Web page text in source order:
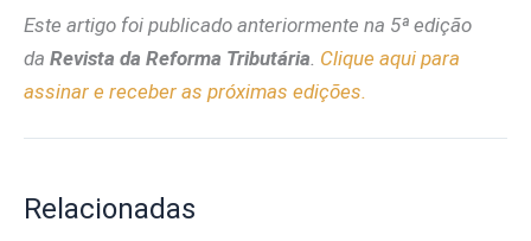
Este artigo foi publicado anteriormente na 5ª edição
da Revista da Reforma Tributária Clique aqui para
assinar e receber as próximas edições.
Relacionadas